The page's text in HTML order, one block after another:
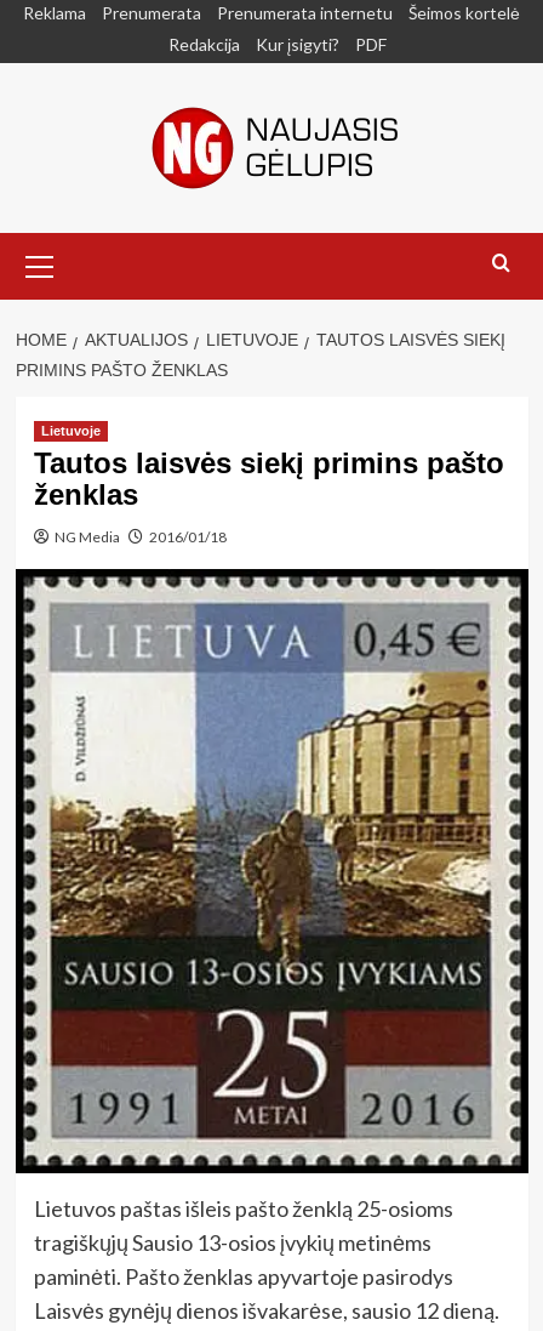
SkipReklama Prenumerata Prenumerata internetu
Šeimos kortelė
Redakcija
Kur įsigyti? PDF
Menu
HOME AKTUALIJOS LIETUVOJE
TAUTOS LAISVĖS SIEKĮ
PRIMINS PAŠTO ŽENKLAS
Lietuvoje
Tautos laisvės siekį primins pašto
ženklas
NG Media 2016/01/18
Lietuvos paštas išleis pašto ženklą 25-osioms
tragiškųjų Sausio 13-osios įvykių metinėms
paminėti. Pašto ženklas apyvartoje pasirodys
Laisvės gynėjų dienos išvakarėse, sausio 12 dieną.